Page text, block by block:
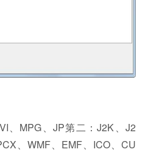
MPG、JP第二：J2K、J2
、WMF、EMF、ICO、CU